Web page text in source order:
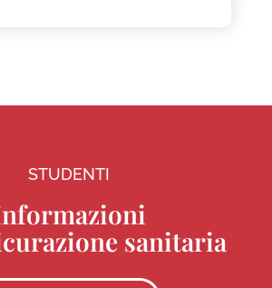
STUDENTI
sanitaria